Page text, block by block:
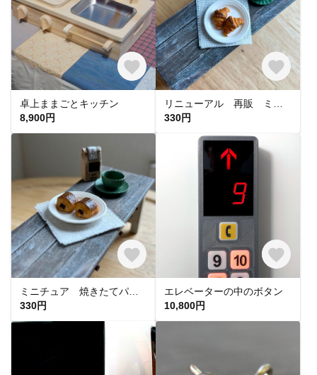
卓上ままごとキッチン
8,900円
330円
330円
エレベーターの中のボタン
10,800円